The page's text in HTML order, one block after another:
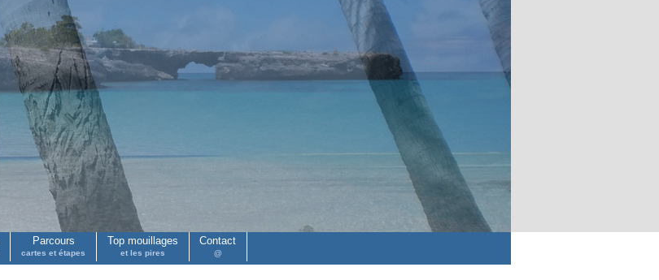
Parcours
cartes et étapes
Top mouillages
et les pires
Contact
@